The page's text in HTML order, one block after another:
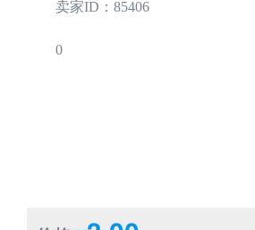
卖家ID：85406
0